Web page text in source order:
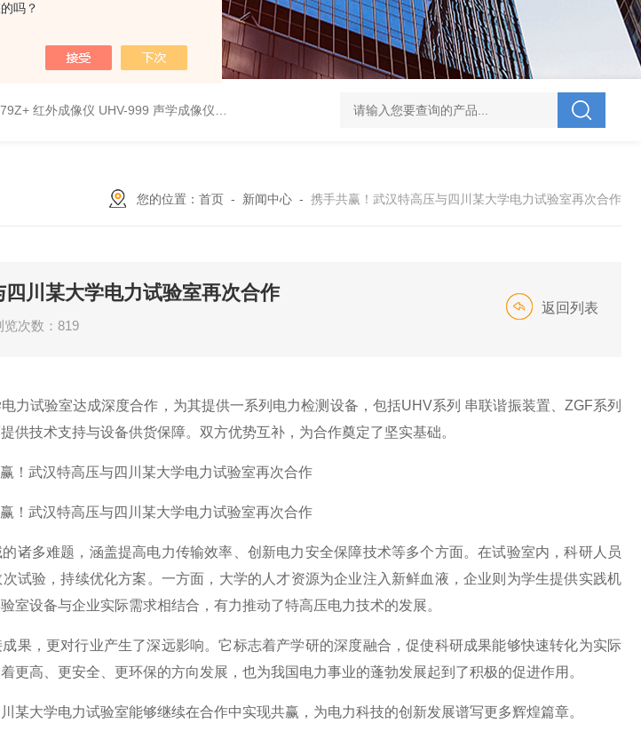
吗？
红外成像仪 UHV-999 声学成像仪 UHV-995 电力综合试验车 UHV-701 级差配合测试仪 UHV-646 全自动水溶
您的位置： 首页 - 新闻中心 - 携手共赢！武汉特高压与四川某大学电力试验室再次合作
川某大学电力试验室再次合作
览次数：819
返回列表
力试验室达成深度合作，为其提供一系列电力检测设备，包括UHV系列 串联谐振装置、ZGF系列
供技术支持与设备供货保障。双方优势互补，为合作奠定了坚实基础。
诸多难题，涵盖提高电力传输效率、创新电力安全保障技术等多个方面。在试验室内，科研人员
试验，持续优化方案。一方面，大学的人才资源为企业注入新鲜血液，企业则为学生提供实践机
室设备与企业实际需求相结合，有力推动了特高压电力技术的发展。
果，更对行业产生了深远影响。它标志着产学研的深度融合，促使科研成果能够快速转化为实际
更高、更安全、更环保的方向发展，也为我国电力事业的蓬勃发展起到了积极的促进作用。
某大学电力试验室能够继续在合作中实现共赢，为电力科技的创新发展谱写更多辉煌篇章。